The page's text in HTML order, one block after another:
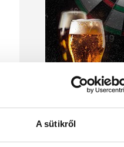
A sütikről